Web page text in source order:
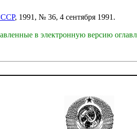
, 1991, № 36, 4 сентября 1991.
в электронную версию